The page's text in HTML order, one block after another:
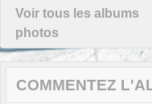
Voir tous les albums
photos
COMMENTEZ